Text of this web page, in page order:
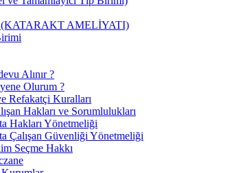
(KATARAKT AMELİYATI)
Alınır ?
Olurum ?
Refakatçi Kuralları
Hakları ve Sorumlulukları
Hakları Yönetmeliği
Çalışan Güvenliği Yönetmeliği
Seçme Hakkı